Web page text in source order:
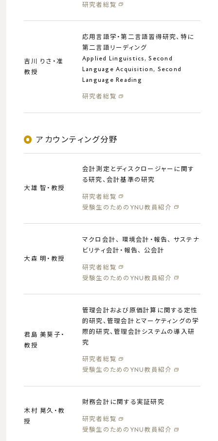
このサイトについて
プライバシーポリシー
研究者総覧
吉川 りさ・准
教授
応用言語学・第二言語習得研究、特に
第二言語リーディング
Applied Linguistics, Second
Language Acquisition, Second
Language Reading
研究者総覧
アカウンティング分野
大雄 智・教授
会計測定とディスクロージャーに関す
る研究、会計基準の研究
研究者総覧
受験生のためのYNU教員紹介
大森 明・教授
マクロ会計、 環境会計・報告、 サステナ
ビリティ会計・報告、 公会計
研究者総覧
受験生のためのYNU教員紹介
君島 美葵子・
教授
管理会計および原価計算に関する定性
的研究、管理会計とマーケティングの学
際的研究、管理会計システムの導入研
究
研究者総覧
受験生のためのYNU教員紹介
木村 晃久・教
授
財務会計に関する実証研究
研究者総覧
受験生のためのYNU教員紹介